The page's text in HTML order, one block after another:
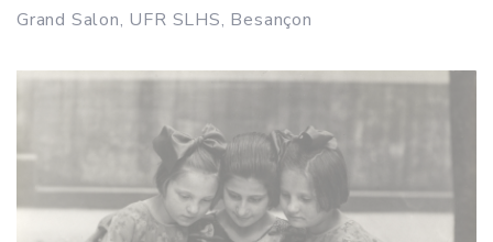
Grand Salon, UFR SLHS, Besançon